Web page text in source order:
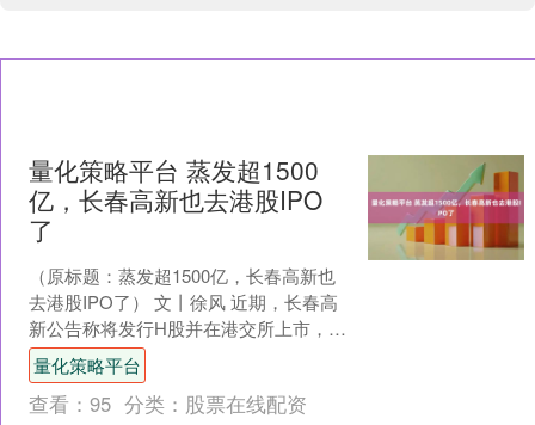
量化策略平台 蒸发超1500
亿，长春高新也去港股IPO
了
（原标题：蒸发超1500亿，长春高新也
去港股IPO了） 文丨徐风 近期，长春高
新公告称将发行H股并在港交所上市，同
时其研发的创新药1类新药伏欣奇拜单抗
已获批上市....
量化策略平台
查看： 95 分类： 股票在线配资